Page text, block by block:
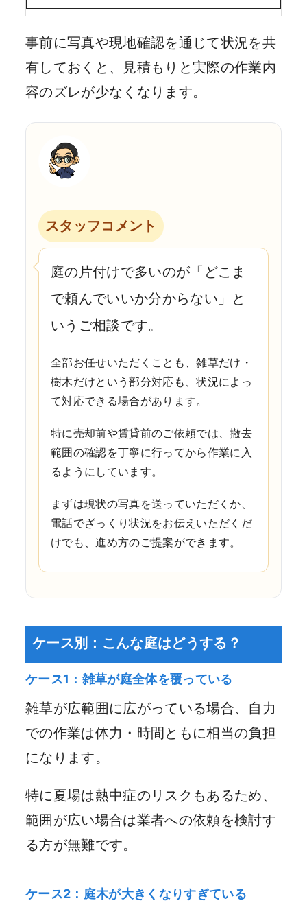
事前に写真や現地確認を通じて状況を共
有しておくと、見積もりと実際の作業内
容のズレが少なくなります。
スタッフコメント
庭の片付けで多いのが「どこま
で頼んでいいか分からない」と
いうご相談です。
全部お任せいただくことも、雑草だけ・
樹木だけという部分対応も、状況によっ
て対応できる場合があります。
特に売却前や賃貸前のご依頼では、撤去
範囲の確認を丁寧に行ってから作業に入
るようにしています。
まずは現状の写真を送っていただくか、
電話でざっくり状況をお伝えいただくだ
けでも、進め方のご提案ができます。
ケース別：こんな庭はどうする？
ケース1：雑草が庭全体を覆っている
雑草が広範囲に広がっている場合、自力
での作業は体力・時間ともに相当の負担
になります。
特に夏場は熱中症のリスクもあるため、
範囲が広い場合は業者への依頼を検討す
る方が無難です。
ケース2：庭木が大きくなりすぎている